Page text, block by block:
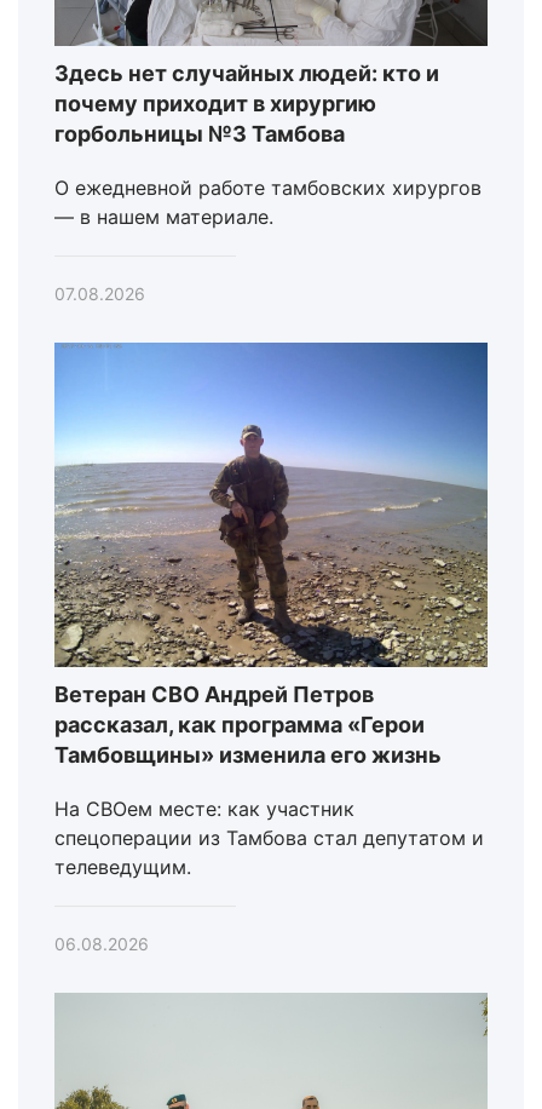
Здесь нет случайных людей: кто и
почему приходит в хирургию
горбольницы №3 Тамбова
О ежедневной работе тамбовских хирургов
— в нашем материале.
07.08.2026
Ветеран СВО Андрей Петров
рассказал, как программа «Герои
Тамбовщины» изменила его жизнь
На СВОем месте: как участник
спецоперации из Тамбова стал депутатом и
телеведущим.
06.08.2026